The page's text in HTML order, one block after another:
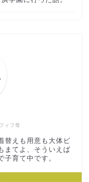
ィフ母
替えも用意も大体ビ
まてよ、そういえば
育て中です。